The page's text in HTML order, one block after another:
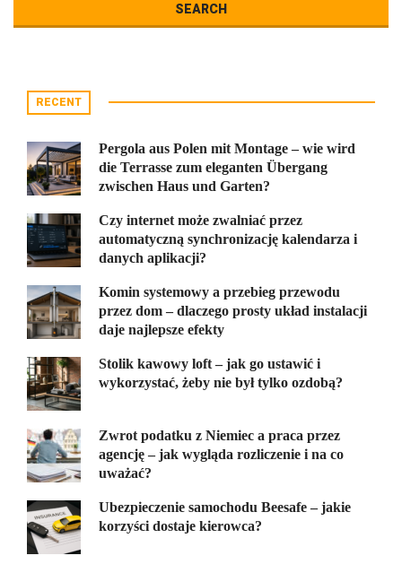
RECENT
Pergola aus Polen mit Montage – wie wird
die Terrasse zum eleganten Übergang
zwischen Haus und Garten?
Czy internet może zwalniać przez
automatyczną synchronizację kalendarza i
danych aplikacji?
Komin systemowy a przebieg przewodu
przez dom – dlaczego prosty układ instalacji
daje najlepsze efekty
Stolik kawowy loft – jak go ustawić i
wykorzystać, żeby nie był tylko ozdobą?
Zwrot podatku z Niemiec a praca przez
agencję – jak wygląda rozliczenie i na co
uważać?
Ubezpieczenie samochodu Beesafe – jakie
korzyści dostaje kierowca?